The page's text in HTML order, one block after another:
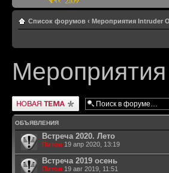
Список форумов ‹ Мероприятия Intruder
Новая тема
ОБЪЯВЛЕНИЯ
Встреча 2020. Лето
Питон 19 апр 2020, 13:19
Встреча 2019 осень
Питон 19 авг 2019, 11:51